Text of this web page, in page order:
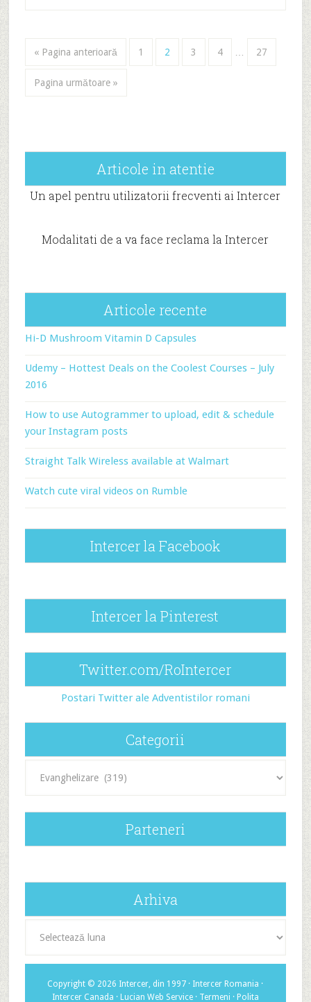
« Pagina anterioară 1 2 3 4 27
Pagina următoare »
Articole in atentie
Un apel pentru utilizatorii frecventi ai Intercer
Modalitati de a va face reclama la Intercer
Articole recente
Hi-D Mushroom Vitamin D Capsules
Udemy – Hottest Deals on the Coolest Courses – July
2016
How to use Autogrammer to upload, edit & schedule
your Instagram posts
Straight Talk Wireless available at Walmart
Watch cute viral videos on Rumble
Intercer la Facebook
Intercer la Pinterest
Twitter.com/RoIntercer
Postari Twitter ale Adventistilor romani
Categorii
Parteneri
Arhiva
Copyright © 2026 Intercer, din 1997 · Intercer Romania ·
Intercer Canada · Lucian Web Service· Termeni · Polita